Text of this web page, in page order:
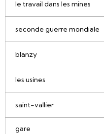
le travail dans les mines
seconde guerre mondiale
blanzy
les usines
saint-vallier
gare